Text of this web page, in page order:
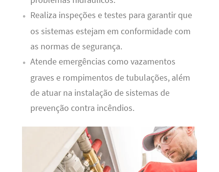
Realiza inspeções e testes para garantir que
os sistemas estejam em conformidade com
as normas de segurança.
Atende emergências como vazamentos
graves e rompimentos de tubulações, além
de atuar na instalação de sistemas de
prevenção contra incêndios.